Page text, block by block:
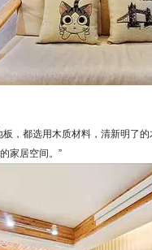
，都选用木质材料，清新明了
家居空间。”